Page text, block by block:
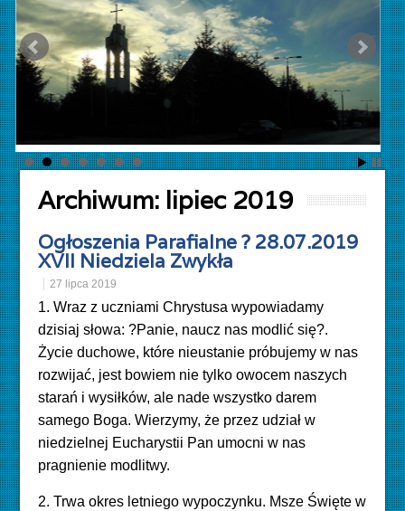
Archiwum: lipiec 2019
Ogłoszenia Parafialne ? 28.07.2019
XVII Niedziela Zwykła
27 lipca 2019
1. Wraz z uczniami Chrystusa wypowiadamy
dzisiaj słowa: ?Panie, naucz nas modlić się?.
Życie duchowe, które nieustanie próbujemy w nas
rozwijać, jest bowiem nie tylko owocem naszych
starań i wysiłków, ale nade wszystko darem
samego Boga. Wierzymy, że przez udział w
niedzielnej Eucharystii Pan umocni w nas
pragnienie modlitwy.
2. Trwa okres letniego wypoczynku. Msze Święte w